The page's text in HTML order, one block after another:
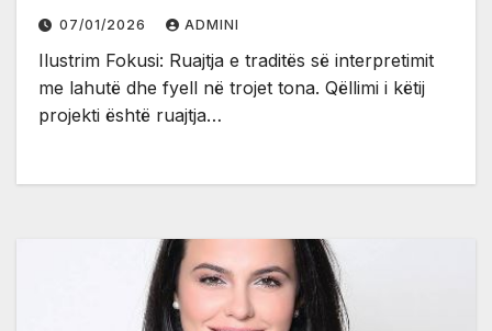
07/01/2026 ADMINI
Ilustrim Fokusi: Ruajtja e traditës së interpretimit
me lahutë dhe fyell në trojet tona. Qëllimi i këtij
projekti është ruajtja…